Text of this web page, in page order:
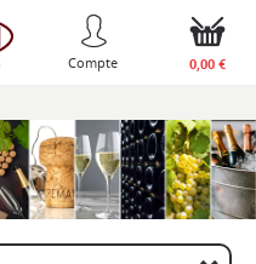
Compte 0,00 €